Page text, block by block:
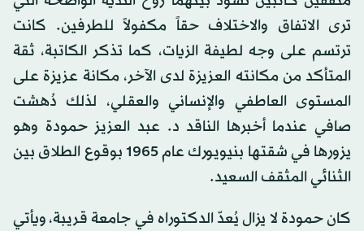
ترى الاتفاق والاختلاف حقاً مكفولاً للطرفين. كانت
ترتسم على وجه لطيفة الزيات، كما تذكر الكاتبة، ثقة
المتأكد من مكانته العزيزة لدى الآخر، مكانة عزيزة على
المستوى العاطفي والإنساني والعقلي، لذلك دُهشت
صافي عندما أخبرها الناقد د. عبد العزيز حمودة وهو
يزورها في شقتها بنيويورك عام 1965 بوقوع الطلاق بين
الثنائي المثقف السعيد.
كان حمودة لا يزال يُعدّ الدكتوراه في جامعة قريبة، ويأتي